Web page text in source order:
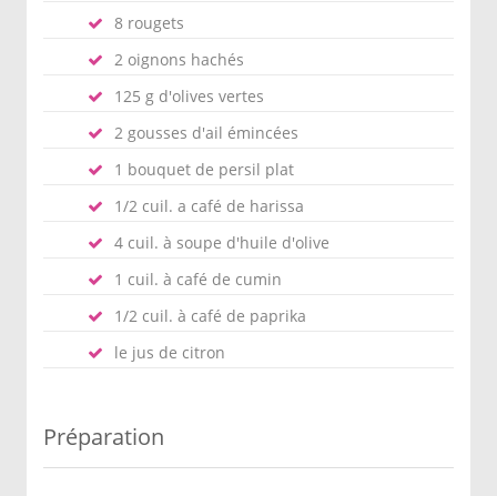
8 rougets
2 oignons hachés
125 g d'olives vertes
2 gousses d'ail émincées
1 bouquet de persil plat
1/2 cuil. a café de harissa
4 cuil. à soupe d'huile d'olive
1 cuil. à café de cumin
1/2 cuil. à café de paprika
le jus de citron
Préparation